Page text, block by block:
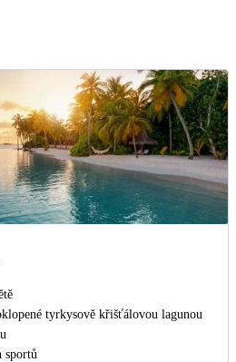
tyrkysově křišťálovou lagunou